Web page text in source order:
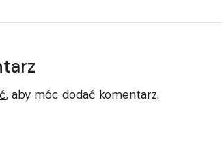
, aby móc dodać komentarz.